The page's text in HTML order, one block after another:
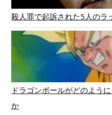
殺人罪で起訴された5人のラ
ドラゴンボールがどのよう
か